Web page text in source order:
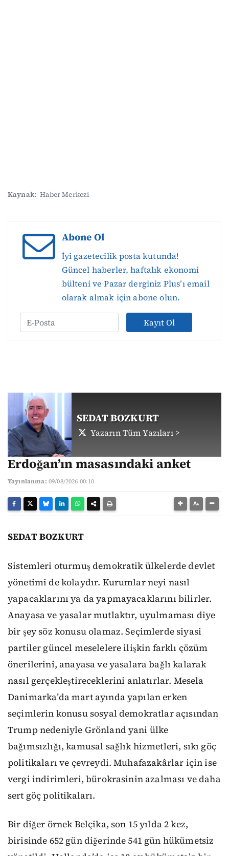
Kaynak: Haber Merkezi
Abone Ol
İyi gazetecilik posta kutunda!
Güncel haberler, haftalık ekonomi
bülteni ve Pazar derginiz Plus’ı email
olarak almak için abone olun.
Kayıt Ol
SEDAT BOZKURT
Yazarın Tüm Yazıları >
Erdoğan’ın masasındaki anket
Yayınlanma: 09/08/2026 00:10
SEDAT BOZKURT
Sistemleri oturmuş demokratik ülkelerde devlet
yönetimi de kolaydır. Kurumlar neyi nasıl
yapacaklarını ya da yapmayacaklarını bilirler.
Anayasa ve yasalar mutlaktır, uyulmaması diye
bir şey söz konusu olamaz. Seçimlerde siyasi
partiler güncel meselelere ilişkin farklı çözüm
önerilerini, anayasa ve yasalara bağlı kalarak
nasıl gerçekleştireceklerini anlatırlar. Mesela
Danimarka’da mart ayında yapılan erken
seçimlerin konusu sosyal demokratlar açısından
Trump nedeniyle Grönland yani ülke
bağımsızlığı, kamusal sağlık hizmetleri, sıkı göç
politikaları ve çevreydi. Muhafazakârlar için ise
vergi indirimleri, bürokrasinin azalması ve daha
sert göç politikaları.
Bir diğer örnek Belçika, son 15 yılda 2 kez,
birisinde 652 gün diğerinde 541 gün hükümetsiz